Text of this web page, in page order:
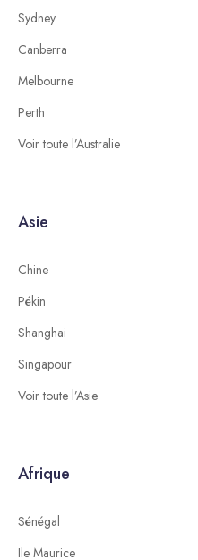
Sydney
Canberra
Melbourne
Perth
Voir toute l’Australie
Asie
Chine
Pékin
Shanghai
Singapour
Voir toute l’Asie
Afrique
Sénégal
Ile Maurice